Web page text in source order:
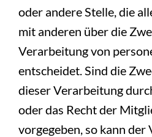
oder andere Stelle, die
mit anderen über die
Verarbeitung von
entscheidet. Sind die
dieser Verarbeitung
oder das Recht der
vorgegeben, so kann